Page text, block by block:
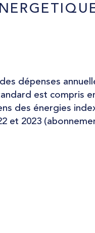
dépenses
est compris
des énergies
et 2023